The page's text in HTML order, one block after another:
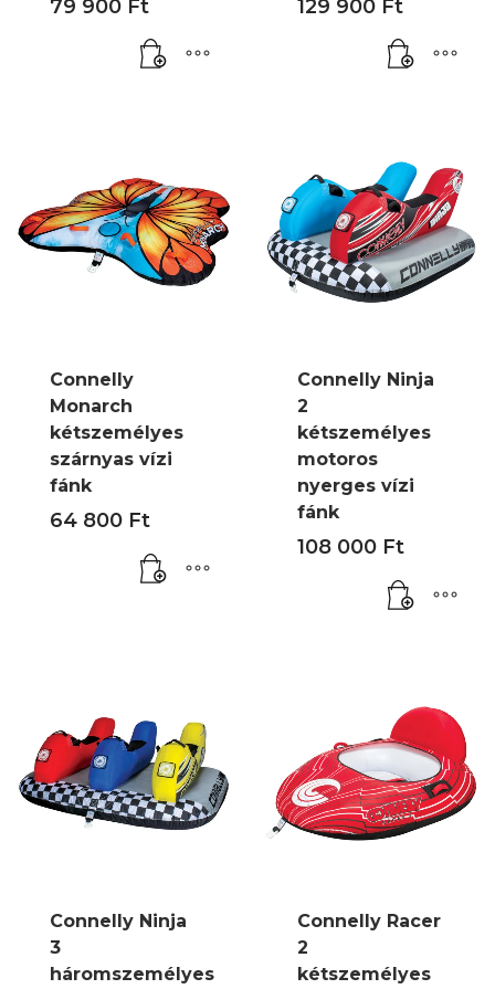
79 900 Ft 129 900 Ft
Connelly
Monarch
kétszemélyes
szárnyas vízi
fánk
64 800 Ft
Connelly Ninja
2
kétszemélyes
motoros
nyerges vízi
fánk
108 000 Ft
Connelly Ninja
3
háromszemélyes
Connelly Racer
2
kétszemélyes